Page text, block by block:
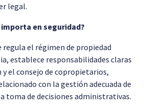
legal.
importa en seguridad?
regula el régimen de propiedad
establece responsabilidades claras
el consejo de copropietarios,
con la gestión adecuada de
toma de decisiones administrativas.